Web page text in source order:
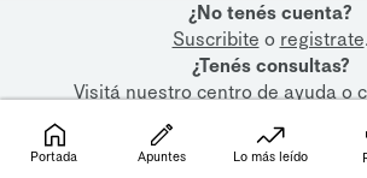
¿No tenés cuenta?
Suscribite o registrate.
¿Tenés consultas?
Visitá nuestrocentro de ayudao
Portada Apuntes Lo más leído